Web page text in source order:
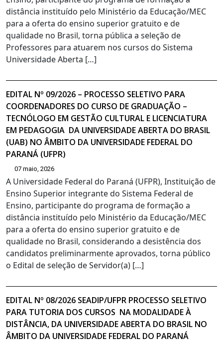
distância instituído pelo Ministério da Educação/MEC
para a oferta do ensino superior gratuito e de
qualidade no Brasil, torna pública a seleção de
Professores para atuarem nos cursos do Sistema
Universidade Aberta […]
EDITAL Nº 09/2026 – PROCESSO SELETIVO PARA
COORDENADORES DO CURSO DE GRADUAÇÃO –
TECNÓLOGO EM GESTÃO CULTURAL E LICENCIATURA
EM PEDAGOGIA DA UNIVERSIDADE ABERTA DO BRASIL
(UAB) NO ÂMBITO DA UNIVERSIDADE FEDERAL DO
PARANÁ (UFPR)
07 maio, 2026
A Universidade Federal do Paraná (UFPR), Instituição de
Ensino Superior integrante do Sistema Federal de
Ensino, participante do programa de formação a
distância instituído pelo Ministério da Educação/MEC
para a oferta do ensino superior gratuito e de
qualidade no Brasil, considerando a desistência dos
candidatos preliminarmente aprovados, torna público
o Edital de seleção de Servidor(a) […]
EDITAL Nº 08/2026 SEADIP/UFPR PROCESSO SELETIVO
PARA TUTORIA DOS CURSOS NA MODALIDADE À
DISTÂNCIA, DA UNIVERSIDADE ABERTA DO BRASIL NO
ÂMBITO DA UNIVERSIDADE FEDERAL DO PARANÁ